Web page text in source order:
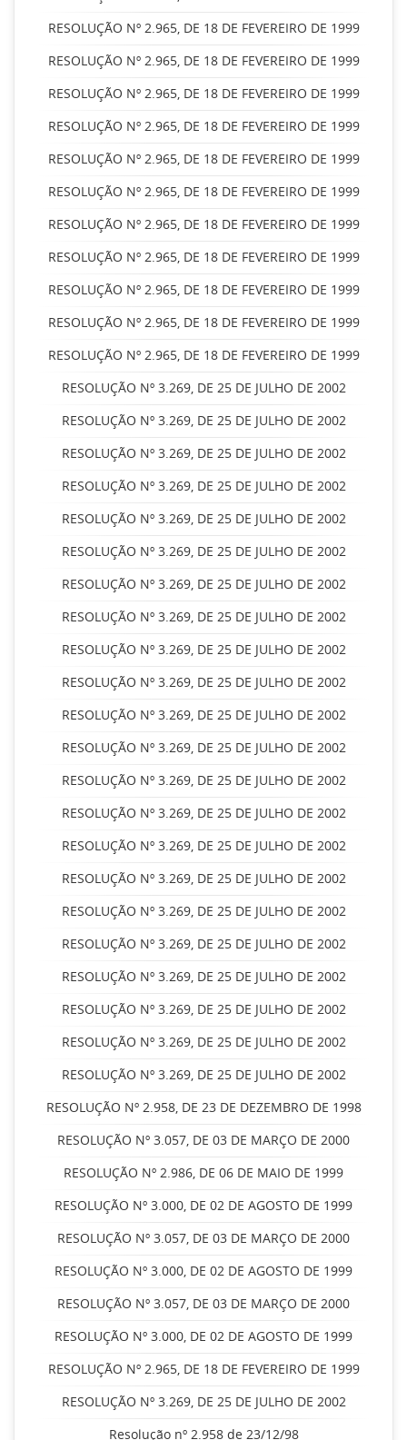
RESOLUÇÃO Nº 2.965, DE 18 DE FEVEREIRO DE 1999
RESOLUÇÃO Nº 2.965, DE 18 DE FEVEREIRO DE 1999
RESOLUÇÃO Nº 2.965, DE 18 DE FEVEREIRO DE 1999
RESOLUÇÃO Nº 2.965, DE 18 DE FEVEREIRO DE 1999
RESOLUÇÃO Nº 2.965, DE 18 DE FEVEREIRO DE 1999
RESOLUÇÃO Nº 2.965, DE 18 DE FEVEREIRO DE 1999
RESOLUÇÃO Nº 2.965, DE 18 DE FEVEREIRO DE 1999
RESOLUÇÃO Nº 2.965, DE 18 DE FEVEREIRO DE 1999
RESOLUÇÃO Nº 2.965, DE 18 DE FEVEREIRO DE 1999
RESOLUÇÃO Nº 2.965, DE 18 DE FEVEREIRO DE 1999
RESOLUÇÃO Nº 2.965, DE 18 DE FEVEREIRO DE 1999
RESOLUÇÃO Nº 3.269, DE 25 DE JULHO DE 2002
RESOLUÇÃO Nº 3.269, DE 25 DE JULHO DE 2002
RESOLUÇÃO Nº 3.269, DE 25 DE JULHO DE 2002
RESOLUÇÃO Nº 3.269, DE 25 DE JULHO DE 2002
RESOLUÇÃO Nº 3.269, DE 25 DE JULHO DE 2002
RESOLUÇÃO Nº 3.269, DE 25 DE JULHO DE 2002
RESOLUÇÃO Nº 3.269, DE 25 DE JULHO DE 2002
RESOLUÇÃO Nº 3.269, DE 25 DE JULHO DE 2002
RESOLUÇÃO Nº 3.269, DE 25 DE JULHO DE 2002
RESOLUÇÃO Nº 3.269, DE 25 DE JULHO DE 2002
RESOLUÇÃO Nº 3.269, DE 25 DE JULHO DE 2002
RESOLUÇÃO Nº 3.269, DE 25 DE JULHO DE 2002
RESOLUÇÃO Nº 3.269, DE 25 DE JULHO DE 2002
RESOLUÇÃO Nº 3.269, DE 25 DE JULHO DE 2002
RESOLUÇÃO Nº 3.269, DE 25 DE JULHO DE 2002
RESOLUÇÃO Nº 3.269, DE 25 DE JULHO DE 2002
RESOLUÇÃO Nº 3.269, DE 25 DE JULHO DE 2002
RESOLUÇÃO Nº 3.269, DE 25 DE JULHO DE 2002
RESOLUÇÃO Nº 3.269, DE 25 DE JULHO DE 2002
RESOLUÇÃO Nº 3.269, DE 25 DE JULHO DE 2002
RESOLUÇÃO Nº 3.269, DE 25 DE JULHO DE 2002
RESOLUÇÃO Nº 3.269, DE 25 DE JULHO DE 2002
RESOLUÇÃO Nº 2.958, DE 23 DE DEZEMBRO DE 1998
RESOLUÇÃO Nº 3.057, DE 03 DE MARÇO DE 2000
RESOLUÇÃO Nº 2.986, DE 06 DE MAIO DE 1999
RESOLUÇÃO Nº 3.000, DE 02 DE AGOSTO DE 1999
RESOLUÇÃO Nº 3.057, DE 03 DE MARÇO DE 2000
RESOLUÇÃO Nº 3.000, DE 02 DE AGOSTO DE 1999
RESOLUÇÃO Nº 3.057, DE 03 DE MARÇO DE 2000
RESOLUÇÃO Nº 3.000, DE 02 DE AGOSTO DE 1999
RESOLUÇÃO Nº 2.965, DE 18 DE FEVEREIRO DE 1999
RESOLUÇÃO Nº 3.269, DE 25 DE JULHO DE 2002
Resolução nº 2.958 de 23/12/98